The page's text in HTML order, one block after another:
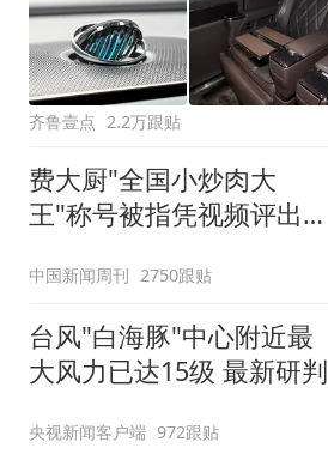
齐鲁壹点 2.2万跟贴
费大厨"全国小炒肉大
王"称号被指凭视频评出
中国新闻周刊 2750跟贴
台风"白海豚"中心附近最
大风力已达15级 最新研判
央视新闻客户端 972跟贴